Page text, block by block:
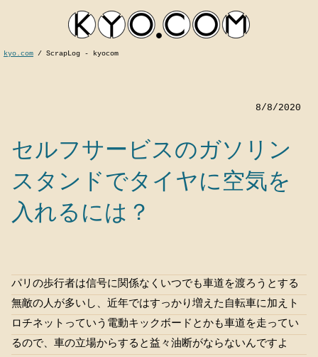
kyocom
kyo.com / ScrapLog - kyocom
8/8/2020
セルフサービスのガソリン
スタンドでタイヤに空気を
入れるには？
パリの歩行者は信号に関係なくいつでも車道を渡ろうとする
無敵の人が多いし、近年ではすっかり増えた自転車に加えト
ロチネットっていう電動キックボードとかも車道を走ってい
るので、車の立場からすると益々油断がならないんですよ